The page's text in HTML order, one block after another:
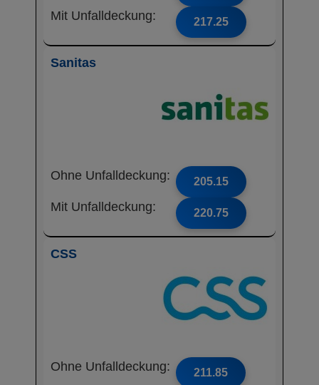
Mit Unfalldeckung: 217.25
Sanitas
Ohne Unfalldeckung: 205.15
Mit Unfalldeckung: 220.75
CSS
Ohne Unfalldeckung: 211.85